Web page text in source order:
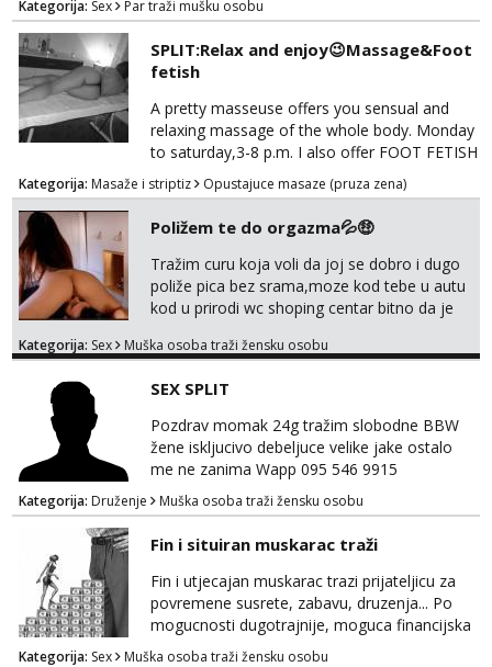
Kategorija: Sex Par traži mušku osobu
SPLIT:Relax and enjoy😉Massage&Foot
fetish
A pretty masseuse offers you sensual and
relaxing massage of the whole body. Monday
to saturday,3-8 p.m. I also offer FOOT FETISH
for lovers of beautiful feets👣👠👡👢 Calls
only,no messages! *NO SEX *PRIORITY IS
GIVEN TO REGULAR CLIENTS
Kategorija: Masaže i striptiz Opustajuce masaze (pruza zena)
Poližem te do orgazma💦🤑
Tražim curu koja voli da joj se dobro i dugo
poliže pica bez srama,moze kod tebe u autu
kod u prirodi wc shoping centar bitno da je
jer nisam solo. Zgodan sam i diskretan,sliku
za brz dogovor Kontakt 0958759047
Kategorija: Sex Muška osoba traži žensku osobu
SEX SPLIT
Pozdrav momak 24g tražim slobodne BBW
žene iskljucivo debeljuce velike jake ostalo
me ne zanima Wapp 095 546 9915
Kategorija: Druženje Muška osoba traži žensku osobu
Fin i situiran muskarac traži
Fin i utjecajan muskarac trazi prijateljicu za
povremene susrete, zabavu, druzenja... Po
mogucnosti dugotrajnije, moguca financijska
potpora!
Kategorija: Sex Muška osoba traži žensku osobu